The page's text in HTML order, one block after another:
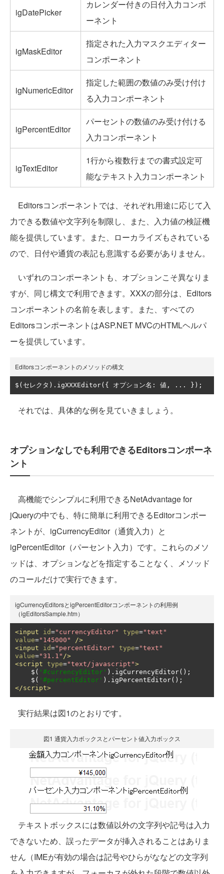
igDatePicker
カレンダー付きの日付入力コンポ
ーネント
igMaskEditor
指定された入力マスクエディター
コンポーネント
igNumericEditor
指定した範囲の数値のみ受け付け
る入力コンポーネント
igPercentEditor
パーセントの数値のみ受け付ける
入力コンポーネント
igTextEditor
1行から複数行までの書式設定可
能なテキスト入力コンポーネント
Editorsコンポーネントでは、それぞれ用途に応じて入
力できる数値や文字列を制限し、また、入力値の検証機
能を提供しています。また、ローカライズもされている
ので、日付や通貨の表記も意識する必要がありません。
いずれのコンポーネントも、オプションこそ異なりま
すが、同じ構文で利用できます。XXXの部分は、Editors
コンポーネントの名前を表します。また、すべての
EditorsコンポーネントはASP.NET MVCのHTMLヘルパ
ーを提供しています。
Editorsコンポーネントのメソッドの構文
$ (セレクタ). igXXXEditor({ オプション名: 値, ... });
それでは、具体的な例を見ていきましょう。
オプションなしでも利用できるEditorsコンポーネ
ント
高機能でシンプルに利用できるNetAdvantage for
jQueryの中でも、特に簡単に利用できるEditorコンポー
ネントが、igCurrencyEditor（通貨入力）と
igPercentEditor（パーセント入力）です。これらのメソ
ッドは、オプションなどを指定することなく、メソッド
のコールだけで実行できます。
igCurrencyEditorsとigPercentEditorコンポーネントの利用例
（igEditorsSample.htm）
<input id="currencyEditor" type="text"
value="145000"
/>
<input
id="percentEditor" type="text"
value="31.1" />
<script type="text/javascript">
    $
( '#currencyEditor' ). igCurrencyEditor();
    $
( '#percentEditor' ). igPercentEditor();
</script>
実行結果は図1のとおりです。
図1 通貨入力ボックスとパーセント値入力ボックス
テキストボックスには数値以外の文字列や記号は入力
できないため、誤ったデータが挿入されることはありま
せん（IMEが有効の場合は記号やひらがななどの文字列